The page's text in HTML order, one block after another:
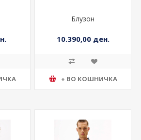
Блузон
10.390,00 ден.
+ ВО КОШНИЧКА